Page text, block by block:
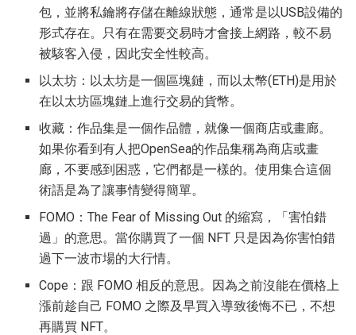
包，並將私鑰將存儲在離線狀態，通常是以USB設備的
形式存在。只有在需要交易時才會接上網路，較不易
被駭客入侵，因此安全性較高。
以太坊：以太坊是一個區塊鏈，而以太幣(ETH)是用於
在以太坊區塊鏈上進行交易的貨幣。
收藏：作品集是一個作品體，就像一個商店或畫廊。
如果你看到有人把OpenSea的作品集稱為商店或畫
廊，不要感到困惑，它們都是一樣的。使用集合這個
術語是為了讓事情變得簡單。
FOMO：The Fear of Missing Out 的縮寫，「害怕錯
過」的意思。當你購買了一個 NFT 只是因為你害怕錯
過下一波市場的大行情。
Cope：跟 FOMO 相反的意思。因為之前沒能在價格上
漲前趁自己 FOMO 之際及早買入導致後悔不已，不想
再購買 NFT。